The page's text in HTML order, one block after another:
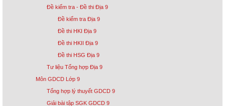
Đề kiểm tra - Đề thi Địa 9
Đề kiểm tra Địa 9
Đề thi HKI Địa 9
Đề thi HKII Địa 9
Đề thi HSG Địa 9
Tư liệu Tổng hợp Địa 9
Môn GDCD Lớp 9
Tổng hợp lý thuyết GDCD 9
Giải bài tập SGK GDCD 9